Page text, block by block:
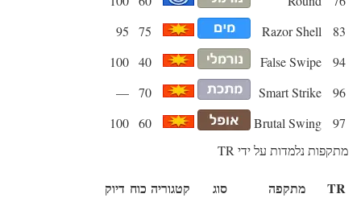
83
Razor Shell
75
95
94
False Swipe
40
100
96
Smart Strike
70
—
97
Brutal Swing
60
100
מתקפות נלמדות על ידי TR
TR מתקפה סוג קטגוריה כוח דיוק